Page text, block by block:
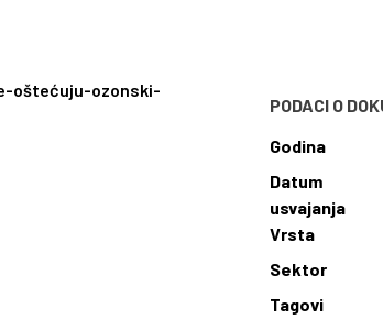
oštećuju-ozonski-
PODACI O
Godina
Datum
usvajanja
Vrsta
Sektor
Tagovi